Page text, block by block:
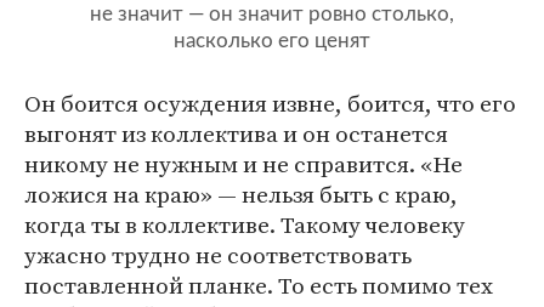
не значит — он значит ровно столько,
насколько его ценят
Он боится осуждения извне, боится, что его
выгонят из коллектива и он останется
никому не нужным и не справится. «Не
ложися на краю» — нельзя быть с краю,
когда ты в коллективе. Такому человеку
ужасно трудно не соответствовать
поставленной планке. То есть помимо тех